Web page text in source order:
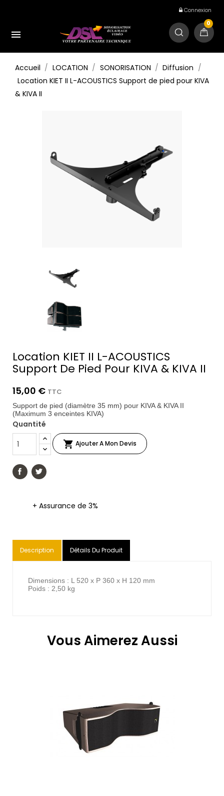
Connexion

0
Accueil LOCATION SONORISATION
Diffusion
Location KIET II L-ACOUSTICS Support de pied pour KIVA
& KIVA II
Location KIET II L-ACOUSTICS
Support De Pied Pour KIVA & KIVA II
15,00 € TTC
Support de pied (diamètre 35 mm) pour KIVA & KIVA II
(Maximum 3 enceintes KIVA)
Quantité
 Ajouter A Mon Devis
+ Assurance de 3%
Description Détails Du Produit
Dimensions : L 520 x P 360 x H 120 mm
Poids : 2,50 kg
Vous Aimerez Aussi